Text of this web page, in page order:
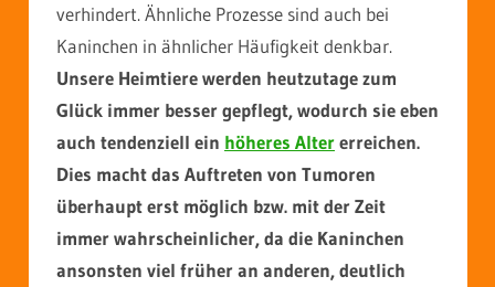
verhindert. Ähnliche Prozesse sind auch bei
Kaninchen in ähnlicher Häufigkeit denkbar.
Unsere Heimtiere werden heutzutage zum
Glück immer besser gepflegt, wodurch sie eben
auch tendenziell ein höheres Altererreichen.
Dies macht das Auftreten von Tumoren
überhaupt erst möglich bzw. mit der Zeit
immer wahrscheinlicher, da die Kaninchen
ansonsten viel früher an anderen, deutlich